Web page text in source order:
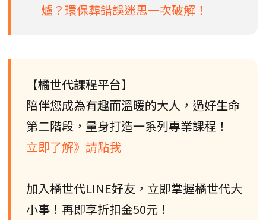
爐？環保葬錯誤迷思一次破解！
【橘世代課程平台】
陪伴您成為有趣而溫暖的大人，過好生命
第二階段，量身打造一系列專業課程！
立即了解》請點我
加入橘世代LINE好友，立即掌握橘世代大
小事！再即享折扣金50元！